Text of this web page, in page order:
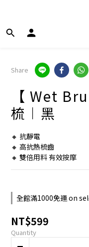
Share
【 Wet
梳︱黑
🔸 抗靜電
🔸 高抗熱梳齒
🔸 雙倍用料 有效按摩
全館滿1000免運 on
NT$599
Quantity